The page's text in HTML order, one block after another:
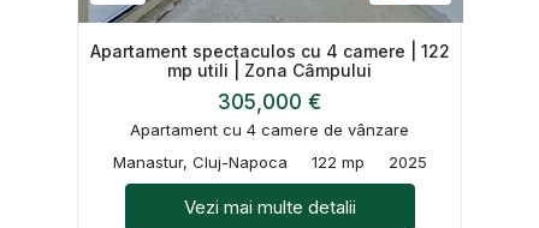
Apartament spectaculos cu 4 camere | 122
mp utili | Zona Câmpului
305,000 €
Apartament cu 4 camere de vânzare
Manastur, Cluj-Napoca
122 mp 2025
Vezi mai multe detalii